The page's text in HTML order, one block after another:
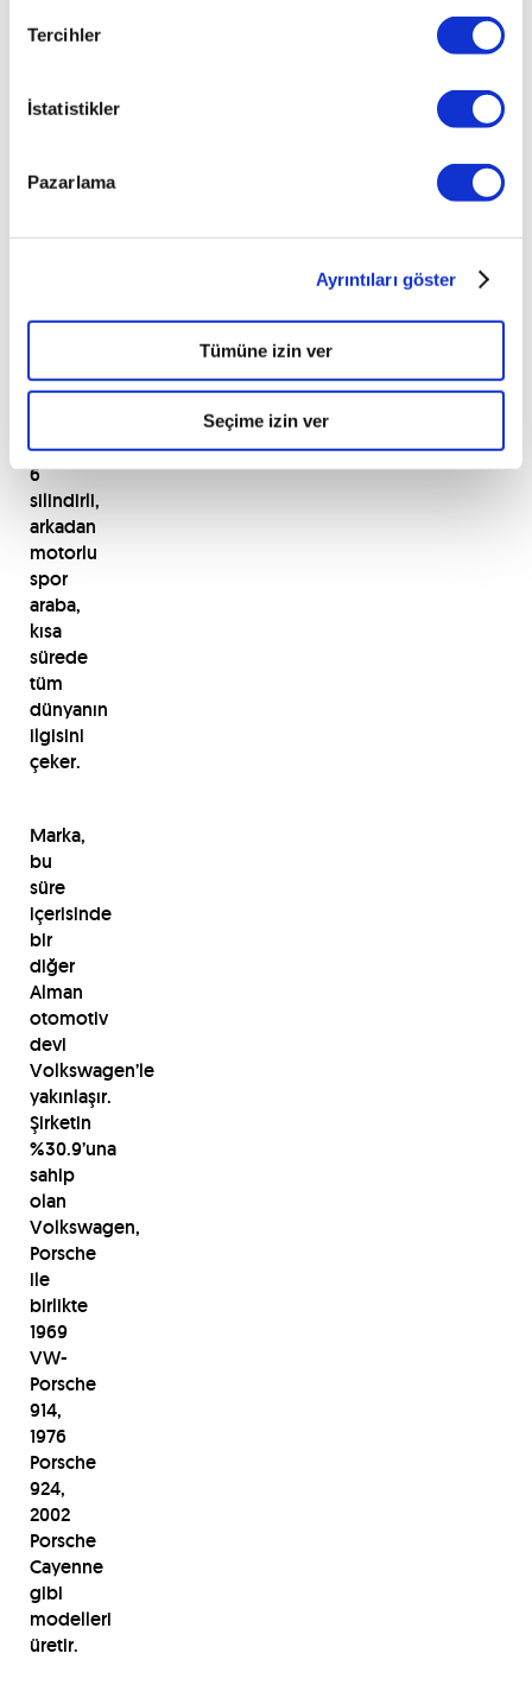
Tercihler
İstatistikler
Pazarlama
Ayrıntıları göster
Tümüne izin ver
Seçime izin ver
kabul
pistlerinde,
yıl
müthiş
edecek
911
sürülür.
6
silindirli,
arkadan
motorlu
spor
araba,
kısa
sürede
tüm
dünyanın
ilgisini
çeker.
Marka,
bu
süre
içerisinde
bir
diğer
Alman
otomotiv
devi
Volkswagen’le
yakınlaşır.
Şirketin
%30.9’una
sahip
olan
Volkswagen,
Porsche
ile
birlikte
1969
VW-
Porsche
914,
1976
Porsche
924,
2002
Porsche
Cayenne
gibi
modelleri
üretir.